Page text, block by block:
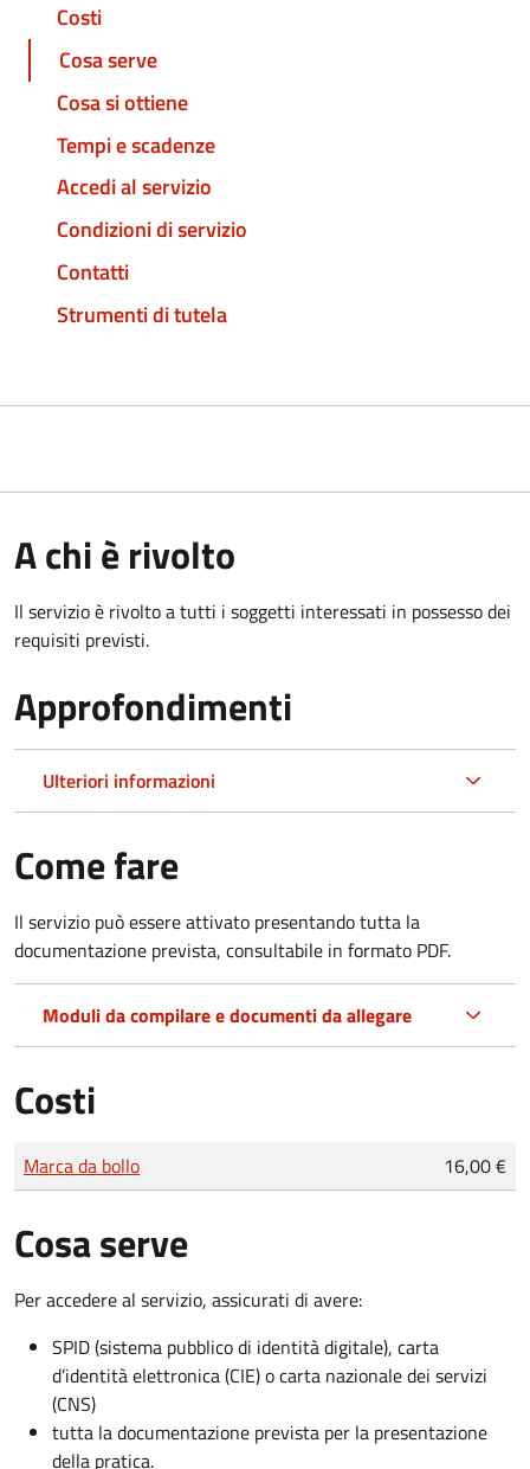
Costi
Cosa serve
Cosa si ottiene
Tempi e scadenze
Accedi al servizio
Condizioni di servizio
Contatti
Strumenti di tutela
A chi è rivolto
Il servizio è rivolto a tutti i soggetti interessati in possesso dei
requisiti previsti.
Approfondimenti
Ulteriori informazioni
Come fare
Il servizio può essere attivato presentando tutta la
documentazione prevista, consultabile in formato PDF.
Moduli da compilare e documenti da allegare
Costi
Tipo di pagamento
Importo
Marca da bollo 16,00 €
Cosa serve
Per accedere al servizio, assicurati di avere:
SPID (sistema pubblico di identità digitale), carta
d’identità elettronica (CIE) o carta nazionale dei servizi
(CNS)
tutta la documentazione prevista per la presentazione
della pratica.